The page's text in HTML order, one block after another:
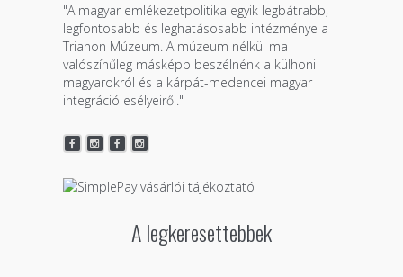
"A magyar emlékezetpolitika egyik legbátrabb,
legfontosabb és leghatásosabb intézménye a
Trianon Múzeum. A múzeum nélkül ma
valószínűleg másképp beszélnénk a külhoni
magyarokról és a kárpát-medencei magyar
integráció esélyeiről."
A legkeresettebbek